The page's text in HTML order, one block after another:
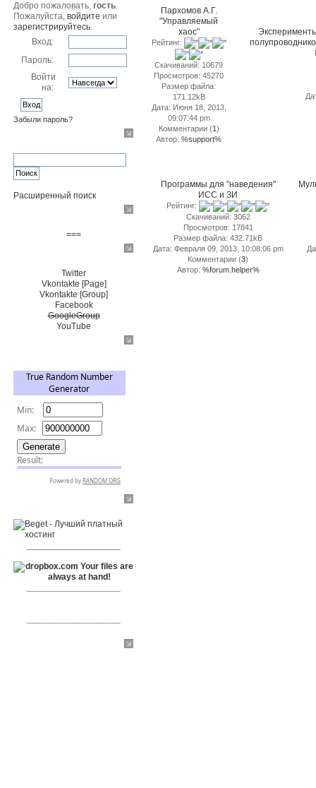
Добро пожаловать,гость.
Пожалуйста,войдите или
зарегистрируйтесь.
Вход:
Пароль:
Войти
на:
Забыли пароль?
Расширенный поиск
===
Twitter
Vkontakte [Page]
Vkontakte [Group]
Facebook
GoogleGroup
YouTube
Пархомов А.Г.
"Управляемый
хаос"
Рейтинг:
Скачиваний: 10679
Просмотров: 45270
Размер файла:
171.12kB
Дата: Июня 18, 2013,
09:07:44 pm
Комментарии (1)
Автор: %support%
Программы для "наведения"
ИСС и ЗИ
Рейтинг:
Скачиваний: 3062
Просмотров: 17841
Размер файла: 432.71kB
Дата: Февраля 09, 2013, 10:08:06 pm
Комментарии (3)
Автор: %forum.helper%